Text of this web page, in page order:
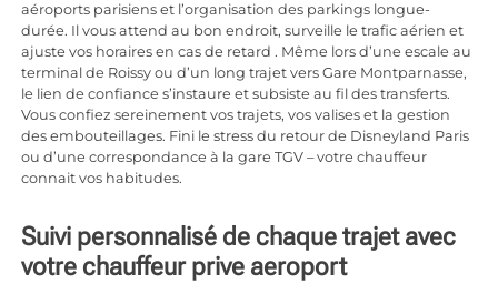
aéroports parisiens et l’organisation des parkings longue-
durée. Il vous attend au bon endroit, surveille le trafic aérien et
ajuste vos horaires en cas de retard . Même lors d’une escale au
terminal de Roissy ou d’un long trajet vers Gare Montparnasse,
le lien de confiance s’instaure et subsiste au fil des transferts.
Vous confiez sereinement vos trajets, vos valises et la gestion
des embouteillages. Fini le stress du retour de Disneyland Paris
ou d’une correspondance à la gare TGV – votre chauffeur
connait vos habitudes.
Suivi personnalisé de chaque trajet avec
votre chauffeur prive aeroport